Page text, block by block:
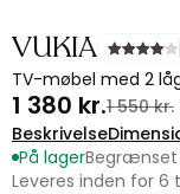
VUKIA
TV-møbel med 2
1 380 kr.1 550 kr.
Beskrivelse
På lager
Leveres inden for 6